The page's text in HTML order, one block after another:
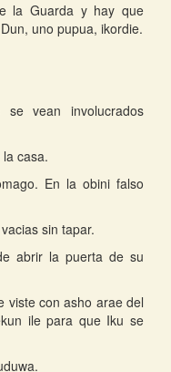
la Guarda y hay que
uno pupua, ikordie.
vean involucrados
casa.
En la obini falso
sin tapar.
abrir la puerta de su
viste con asho arae del
ile para que Iku se